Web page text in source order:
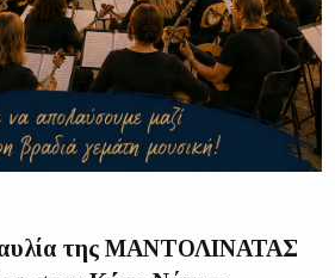
της ΜΑΝΤΟΛΙΝΑΤΑΣ